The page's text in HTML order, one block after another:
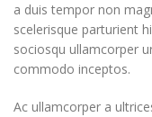
a duis tempor non
scelerisque parturient
sociosqu ullamcorper
commodo inceptos.
Ac ullamcorper a